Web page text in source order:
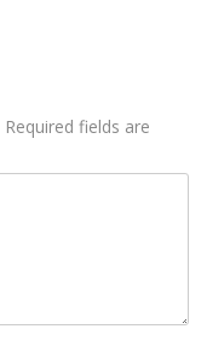
Required fields are